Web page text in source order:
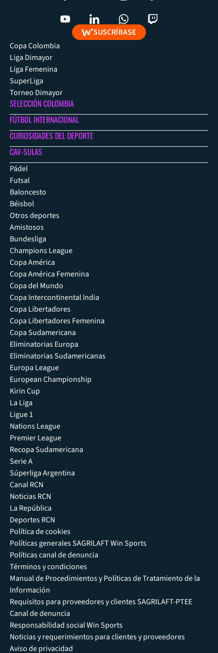
SUSCRÍBASE
Copa Colombia
Liga Dimayor
Liga Femenina
SuperLiga
Torneo Dimayor
SELECCIÓN COLOMBIA
FÚTBOL INTERNACIONAL
CURIOSIDADES DEL DEPORTE
CAV-SULAS
Pádel
Futsal
Baloncesto
Béisbol
Otros deportes
Amistosos
Bundesliga
Champions League
Copa América
Copa América Femenina
Copa del Mundo
Copa Intercontinental India
Copa Libertadores
Copa Libertadores Femenina
Copa Sudamericana
Eliminatorias Europa
Eliminatorias Sudamericanas
Europa League
European Championship
Kirin Cup
La Liga
Ligue 1
Nations League
Premier League
Recopa Sudamericana
Serie A
Súperliga Argentina
Canal RCN
Noticias RCN
La República
Deportes RCN
Política de cookies
Políticas generales SAGRILAFT Win Sports
Políticas canal de denuncia
Términos y condiciones
Manual de Procedimientos y Políticas de Tratamiento de la
Información
Requisitos para proveedores y clientes SAGRILAFT-PTEE
Canal de denuncia
Responsabilidad social Win Sports
Noticias y requerimientos para clientes y proveedores
Aviso de privacidad